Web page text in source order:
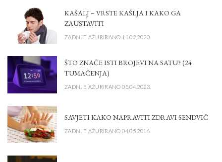
KAŠALJ – VRSTE KAŠLJA I KAKO GA
ZAUSTAVITI
ZADNJE AŽURIRANO 11.02.2020.
ŠTO ZNAČE ISTI BROJEVI NA SATU? (24
TUMAČENJA)
ZADNJE AŽURIRANO 05.04.2023.
SAVJETI KAKO NAPRAVITI ZDRAVI SENDVIČ
ZADNJE AŽURIRANO 04.05.2016.